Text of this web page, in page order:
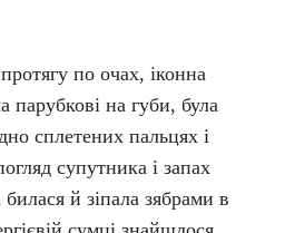
по очах, іконна
парубкові на губи, була
сплетених пальцях і
супутника і запах
й зіпала зябрами в